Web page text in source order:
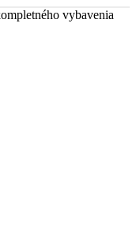
vybavenia